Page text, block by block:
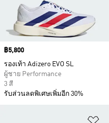
Price
฿5,800
รองเท้า Adizero EVO SL
ผู้ชาย Performance
3 สี
รับส่วนลดพิเศษเพิ่มอีก 30%